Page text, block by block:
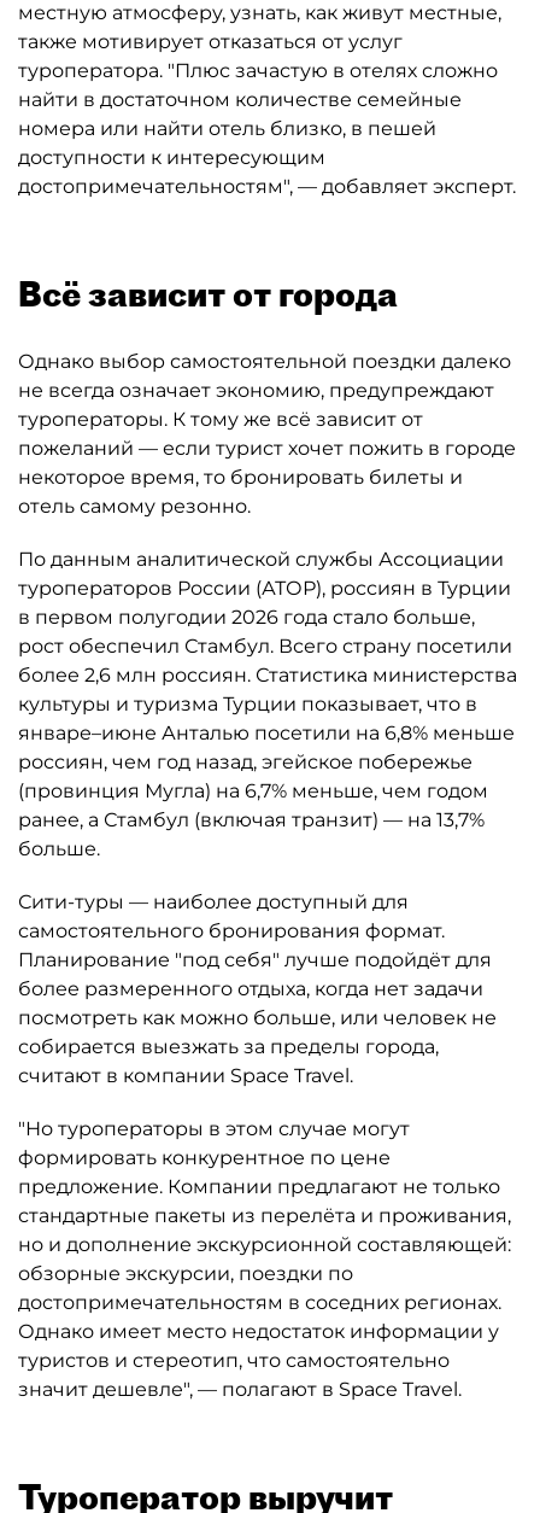
местную атмосферу, узнать, как живут местные,
также мотивирует отказаться от услуг
туроператора. "Плюс зачастую в отелях сложно
найти в достаточном количестве семейные
номера или найти отель близко, в пешей
доступности к интересующим
достопримечательностям", — добавляет эксперт.
Всё зависит от города
Однако выбор самостоятельной поездки далеко
не всегда означает экономию, предупреждают
туроператоры. К тому же всё зависит от
пожеланий — если турист хочет пожить в городе
некоторое время, то бронировать билеты и
отель самому резонно.
По данным аналитической службы Ассоциации
туроператоров России (АТОР), россиян в Турции
в первом полугодии 2026 года стало больше,
рост обеспечил Стамбул. Всего страну посетили
более 2,6 млн россиян. Статистика министерства
культуры и туризма Турции показывает, что в
январе–июне Анталью посетили на 6,8% меньше
россиян, чем год назад, эгейское побережье
(провинция Мугла) на 6,7% меньше, чем годом
ранее, а Стамбул (включая транзит) — на 13,7%
больше.
Сити-туры — наиболее доступный для
самостоятельного бронирования формат.
Планирование "под себя" лучше подойдёт для
более размеренного отдыха, когда нет задачи
посмотреть как можно больше, или человек не
собирается выезжать за пределы города,
считают в компании Space Travel.
"Но туроператоры в этом случае могут
формировать конкурентное по цене
предложение. Компании предлагают не только
стандартные пакеты из перелёта и проживания,
но и дополнение экскурсионной составляющей:
обзорные экскурсии, поездки по
достопримечательностям в соседних регионах.
Однако имеет место недостаток информации у
туристов и стереотип, что самостоятельно
значит дешевле", — полагают в Space Travel.
Туроператор выручит